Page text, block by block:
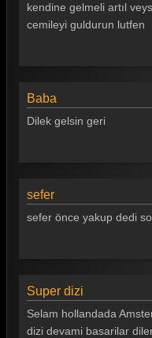
Gönül Dağı 12. Bölüm
Gönül Dağı 9. Bölüm
Gönül Dağı 8. Bölüm
Gönül Dağı 5. Bölüm
Gönül Dağı 2. Bölüm
Gönül Dağı 1. Bölüm
kendine gelmeli artıl
cemileyi guldurun lutfen
Baba
Dilek gelsin geri
sefer
sefer önce yakup dedi
Super dizi
Selam hollandada
dizi devami basarilar